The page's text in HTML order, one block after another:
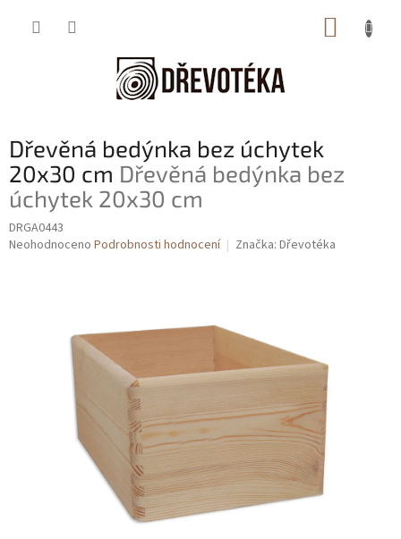
Dřevěná bedýnka bez úchytek
20x30 cm Dřevěná bedýnka bez
úchytek 20x30 cm
DRGA0443
Průměrné
Neohodnoceno Podrobnosti hodnocení Značka: Dřevotéka